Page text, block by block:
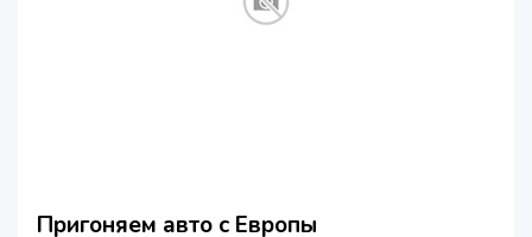
Пригоняем авто с Европы